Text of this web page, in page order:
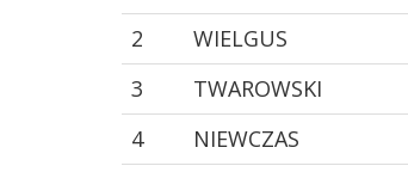
2
WIELGUS
3
TWAROWSKI
4
NIEWCZAS